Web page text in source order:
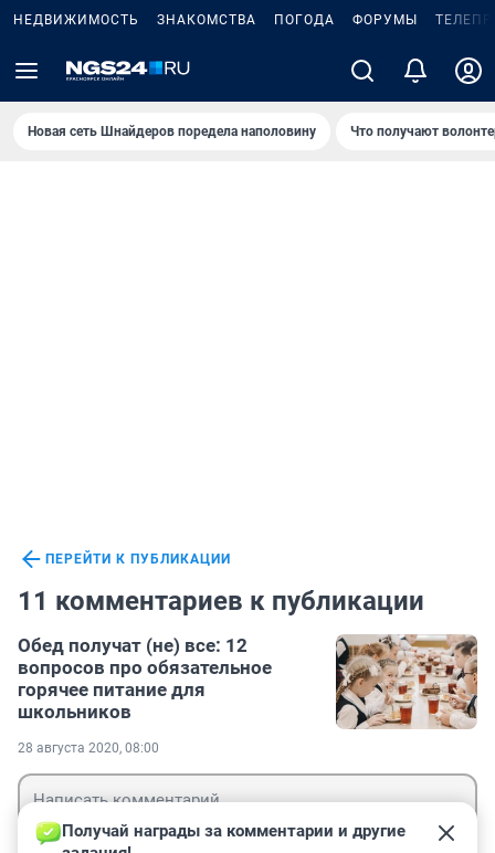
НЕДВИЖИМОСТЬ ЗНАКОМСТВА ПОГОДА ФОРУМЫ
Новая сеть Шнайдеров поредела наполовину Что получают
ПЕРЕЙТИ К ПУБЛИКАЦИИ
11 комментариев к публикации
Обед получат (не) все: 12
вопросов про обязательное
горячее питание для
школьников
28 августа 2020, 08:00
Получай награды за комментарии и другие